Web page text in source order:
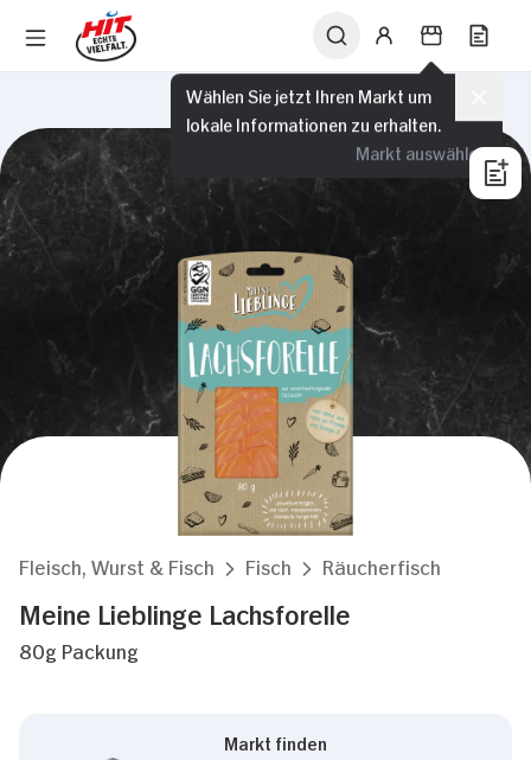
Wählen Sie jetzt Ihren Markt um
lokale Informationen zu erhalten.
Markt auswählen
Fleisch, Wurst & Fisch Fisch Räucherfisch
Meine Lieblinge Lachsforelle
80g Packung
Markt finden